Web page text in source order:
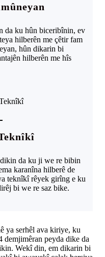
da ku hûn biceribînin, ev
hilberên me çêtir fam
hûn dikarin bi
hilberên me hîs
da ku ji we re bibin
karanîna hilberê de
teknîkî rêyek girîng e ku
bi we re saz bike.
ya serhêl ava kiriye, ku
demjimêran peyda dike da
Wekî din, em dikarin bi